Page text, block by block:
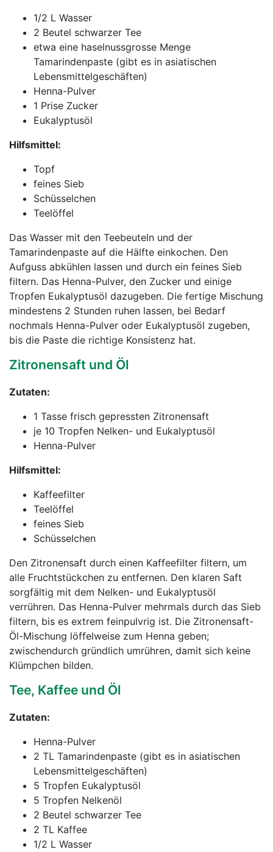
1/2 L Wasser
2 Beutel schwarzer Tee
etwa eine haselnussgrosse Menge
Tamarindenpaste (gibt es in asiatischen
Lebensmittelgeschäften)
Henna-Pulver
1 Prise Zucker
Eukalyptusöl
Hilfsmittel:
Topf
feines Sieb
Schüsselchen
Teelöffel
Das Wasser mit den Teebeuteln und der
Tamarindenpaste auf die Hälfte einkochen. Den
Aufguss abkühlen lassen und durch ein feines Sieb
filtern. Das Henna-Pulver, den Zucker und einige
Tropfen Eukalyptusöl dazugeben. Die fertige Mischung
mindestens 2 Stunden ruhen lassen, bei Bedarf
nochmals Henna-Pulver oder Eukalyptusöl zugeben,
bis die Paste die richtige Konsistenz hat.
Zitronensaft und Öl
Zutaten:
1 Tasse frisch gepressten Zitronensaft
je 10 Tropfen Nelken- und Eukalyptusöl
Henna-Pulver
Hilfsmittel:
Kaffeefilter
Teelöffel
feines Sieb
Schüsselchen
Den Zitronensaft durch einen Kaffeefilter filtern, um
alle Fruchtstückchen zu entfernen. Den klaren Saft
sorgfältig mit dem Nelken- und Eukalyptusöl
verrühren. Das Henna-Pulver mehrmals durch das Sieb
filtern, bis es extrem feinpulvrig ist. Die Zitronensaft-
Öl-Mischung löffelweise zum Henna geben;
zwischendurch gründlich umrühren, damit sich keine
Klümpchen bilden.
Tee, Kaffee und Öl
Zutaten:
Henna-Pulver
2 TL Tamarindenpaste (gibt es in asiatischen
Lebensmittelgeschäften)
5 Tropfen Eukalyptusöl
5 Tropfen Nelkenöl
2 Beutel schwarzer Tee
2 TL Kaffee
1/2 L Wasser